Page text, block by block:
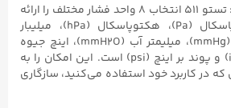
۴. انتخاب ۸ واحد فشار: تستو ۵۱۱ انتخاب ۸ واحد فشار مختلف را ارائه
می‌کند. این شامل پاسکال (Pa)، هکتوپاسکال (hPa)، میلیبار
(mbar)، میلیمتر جیوه (mmHg)، میلیمتر آب (mmH2O)، اینچ جیوه
(inHg)، اینچ آب (inH2O) و پوند بر اینچ (psi) است. این امکان را به
در کاربرد خود استفاده می‌کنید، سازگاری